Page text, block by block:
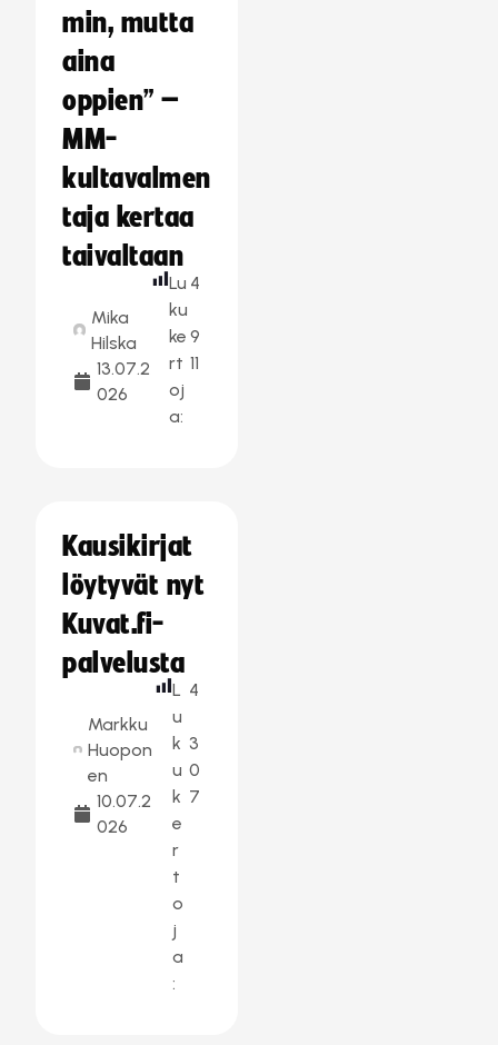
min, mutta
aina
oppien” –
MM-
kultavalmen
taja kertaa
taivaltaan
Mika
Hilska
13.07.2
026
Lu
ku
ke
rt
oj
a:
4
9
11
Kausikirjat
löytyvät nyt
Kuvat.fi-
palvelusta
Markku
Huopon
en
10.07.2
026
L
u
k
u
k
e
r
t
o
j
a
:
4
3
0
7